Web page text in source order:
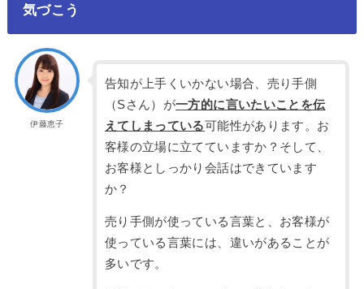
気づこう
伊藤恵子
告知が上手くいかない場合、売り手側
（Sさん）が一方的に言いたいことを伝
えてしまっている可能性があります。お
客様の立場に立てていますか？そして、
お客様としっかり会話はできています
か？
売り手側が使っている言葉と、お客様が
使っている言葉には、違いがあることが
多いです。